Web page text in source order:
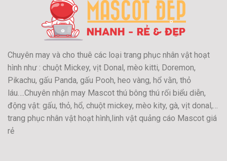
Chuyên may và cho thuê các loại trang phục nhân vật hoạt
hình như : chuột Mickey, vịt Donal, mèo kitti, Doremon,
Pikachu, gấu Panda, gấu Pooh, heo vàng, hổ vằn, thỏ
láu….Chuyên nhận may Mascot thú bông thú rối biểu diễn,
động vật: gấu, thỏ, hổ, chuột mickey, mèo kity, gà, vịt donal,…
trang phục nhân vật hoạt hình,linh vật quảng cáo Mascot giá
rẻ